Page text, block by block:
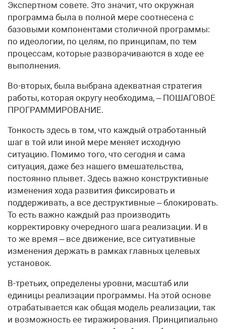
Экспертном совете. Это значит, что окружная
программа была в полной мере соотнесена с
базовыми компонентами столичной программы:
по идеологии, по целям, по принципам, по тем
процессам, которые разворачиваются в ходе ее
выполнения.
Во-вторых, была выбрана адекватная стратегия
работы, которая округу необходима, – ПОШАГОВОЕ
ПРОГРАММИРОВАНИЕ.
Тонкость здесь в том, что каждый отработанный
шаг в той или иной мере меняет исходную
ситуацию. Помимо того, что сегодня и сама
ситуация, даже без нашего вмешательства,
постоянно плывет. Здесь важно конструктивные
изменения хода развития фиксировать и
поддерживать, а все деструктивные – блокировать.
То есть важно каждый раз производить
корректировку очередного шага реализации. И в
то же время – все движение, все ситуативные
изменения держать в рамках главных целевых
установок.
В-третьих, определены уровни, масштаб или
единицы реализации программы. На этой основе
отрабатывается как общая модель реализации, так
и возможность ее тиражирования. Принципиально